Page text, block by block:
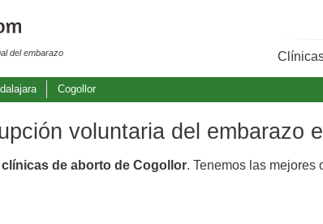
del embarazo
Cogollor
voluntaria del embarazo
clínicas de aborto de Cogollor. Tenemos las mejores